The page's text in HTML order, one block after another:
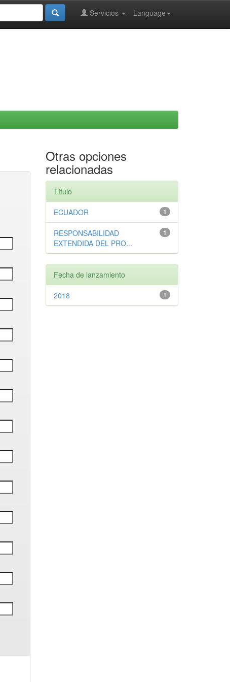
Language
Servicios
Otras opciones
relacionadas
Título
1
ECUADOR
1
RESPONSABILIDAD
EXTENDIDA DEL PRO...
Fecha de lanzamiento
1
2018